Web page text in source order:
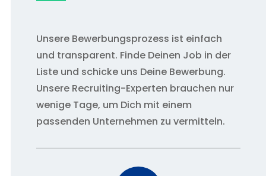
Unsere Bewerbungsprozess ist einfach
und transparent. Finde Deinen Job in der
Liste und schicke uns Deine Bewerbung.
Unsere Recruiting-Experten brauchen nur
wenige Tage, um Dich mit einem
passenden Unternehmen zu vermitteln.